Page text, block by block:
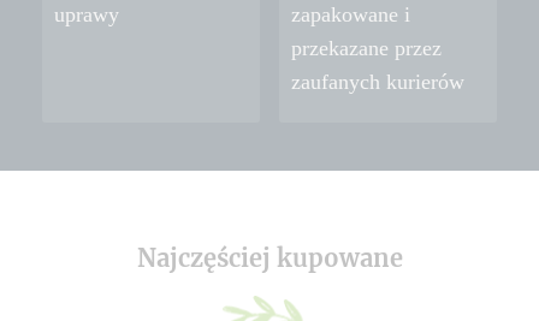
uprawy
zapakowane i
przekazane przez
zaufanych kurierów
Najczęściej kupowane